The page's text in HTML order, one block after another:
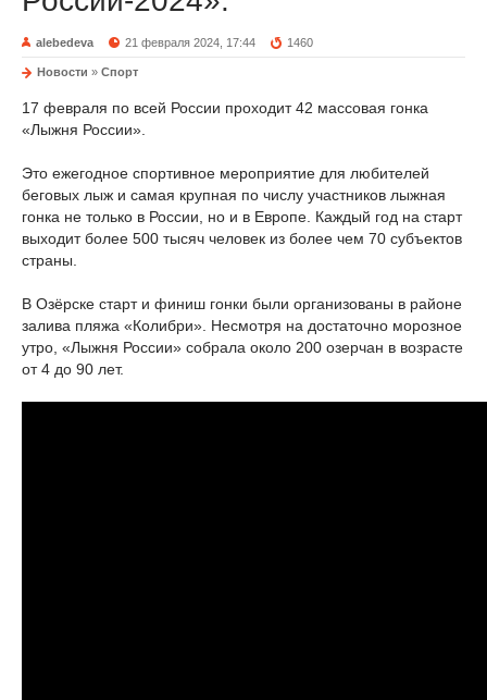
alebedeva 21 февраля 2024, 17:44 1460
Новости » Спорт
17 февраля по всей России проходит 42 массовая гонка
«Лыжня России».
Это ежегодное спортивное мероприятие для любителей
беговых лыж и самая крупная по числу участников лыжная
гонка не только в России, но и в Европе. Каждый год на старт
выходит более 500 тысяч человек из более чем 70 субъектов
страны.
В Озёрске старт и финиш гонки были организованы в районе
залива пляжа «Колибри». Несмотря на достаточно морозное
утро, «Лыжня России» собрала около 200 озерчан в возрасте
от 4 до 90 лет.